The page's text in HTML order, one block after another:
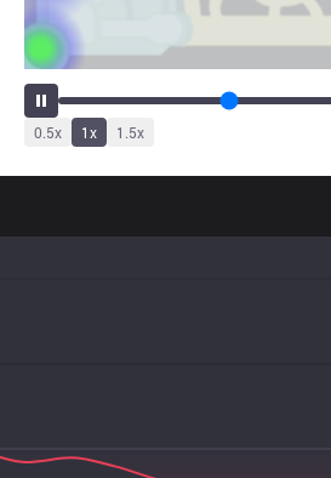
0.5x 1x 1.5x